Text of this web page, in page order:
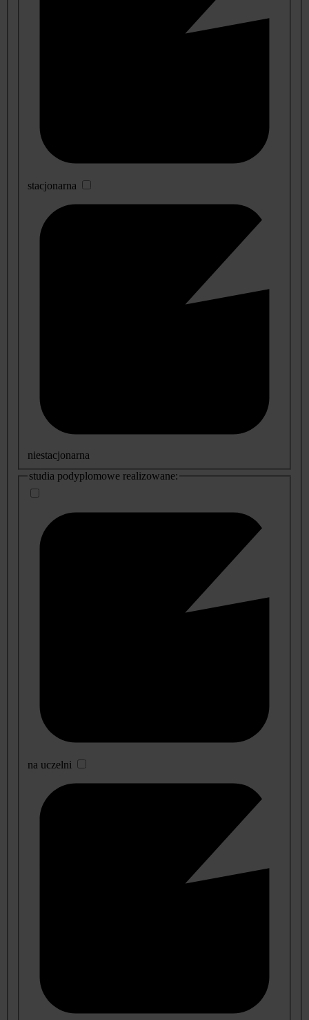
stacjonarna
niestacjonarna
studia podyplomowe realizowane:
na uczelni